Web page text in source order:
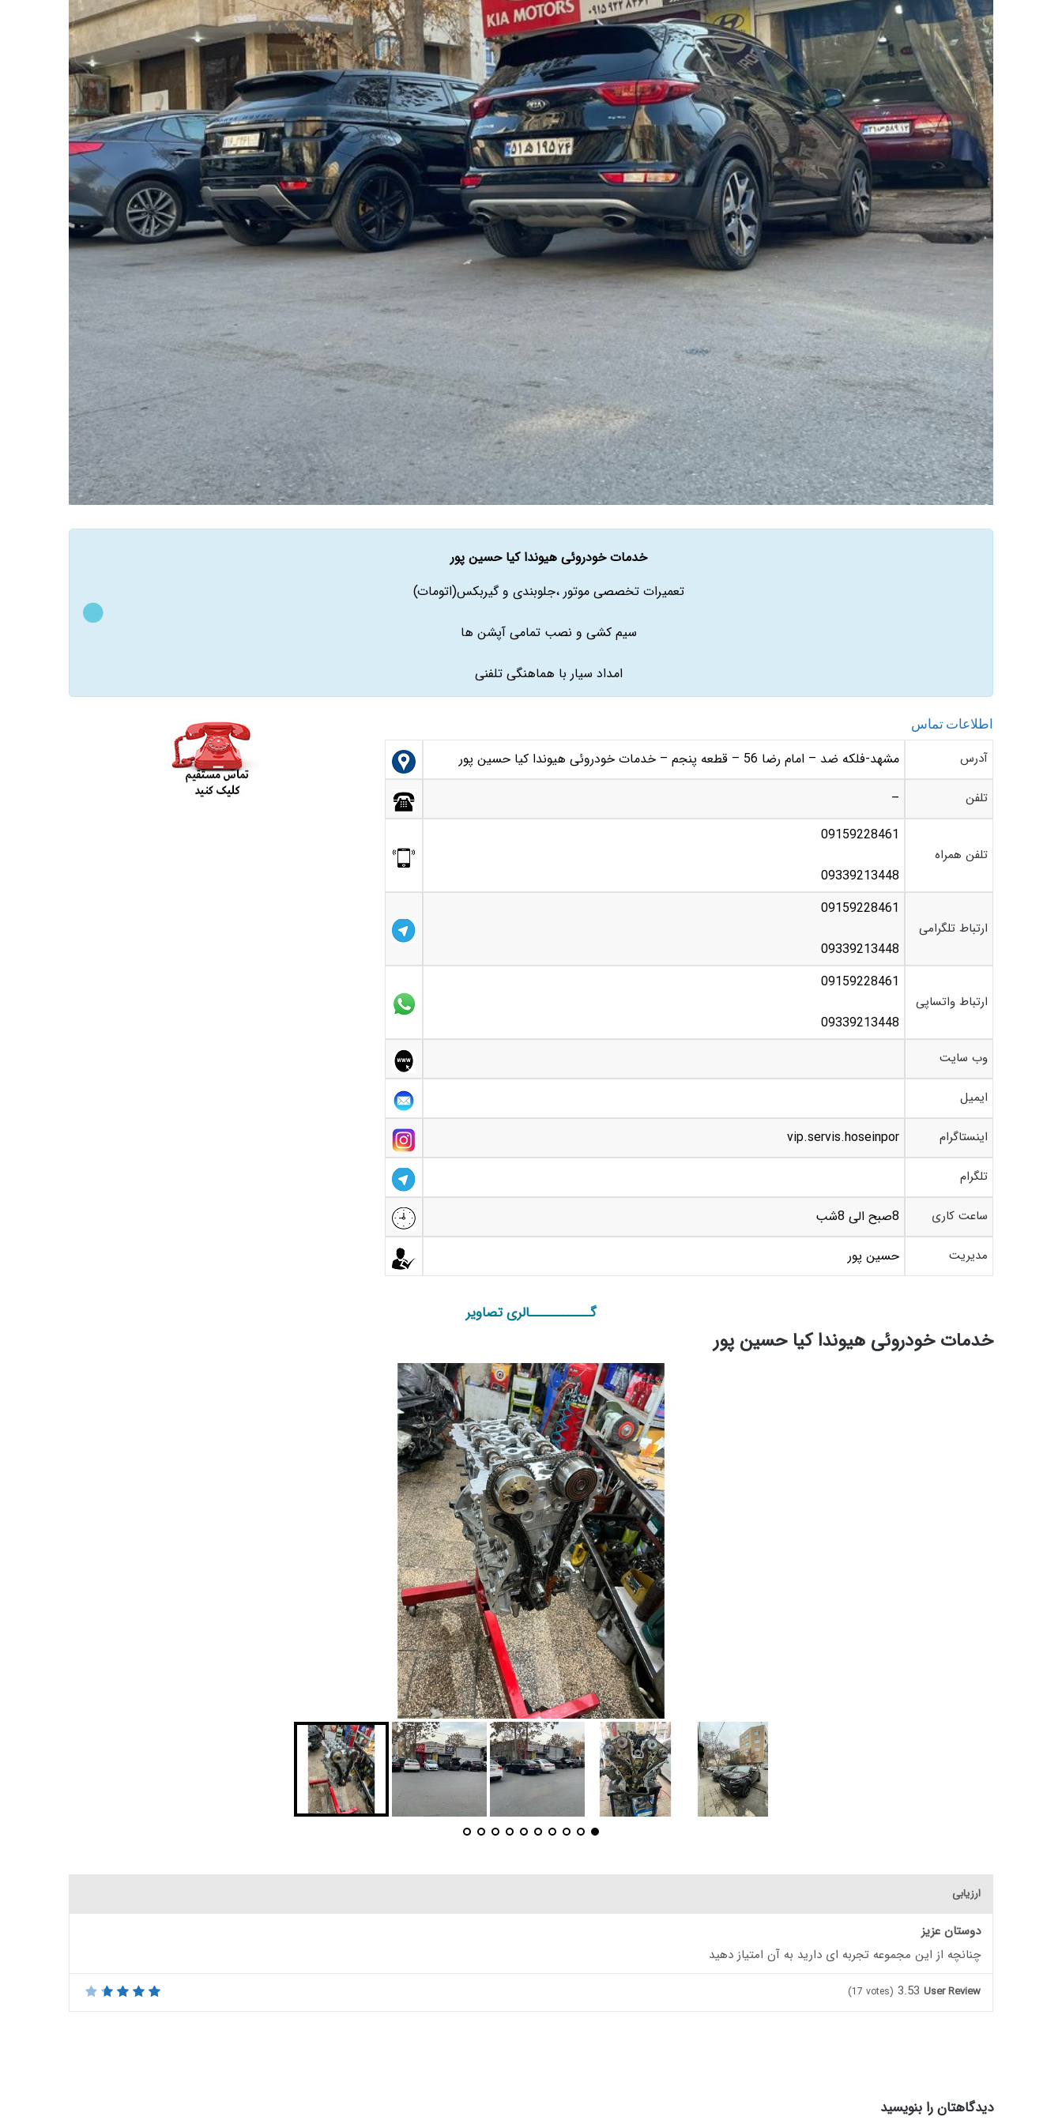
خدمات خودروئی هیوندا کیا حسین پور
تعمیرات تخصصی موتور ،جلوبندی و گیربکس(اتومات)
سیم کشی و نصب تمامی آپشن ها
امداد سیار با هماهنگی تلفنی
اطلاعات تماس
آدرس مشهد-فلکه ضد – امام رضا 56 – قطعه پنجم – خدمات خودروئی هیوندا کیا حسین پور
تلفن –
تلفن همراه
09159228461
09339213448
ارتباط تلگرامی
09159228461
09339213448
ارتباط واتساپی
09159228461
09339213448
وب سایت
ایمیل
اینستاگرام vip.servis.hoseinpor
تلگرام
ساعت کاری 8صبح الی 8شب
مدیریت حسین پور
گـــــــــــالری تصاویر
خدمات خودروئی هیوندا کیا حسین پور
ارزیابی
دوستان عزیز
چنانچه از این مجموعه تجربه ای دارید به آن امتیاز دهید
User Review
3.53
(17 votes)
دیدگاهتان را بنویسید